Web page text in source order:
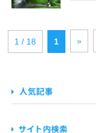
1 / 18 1 »